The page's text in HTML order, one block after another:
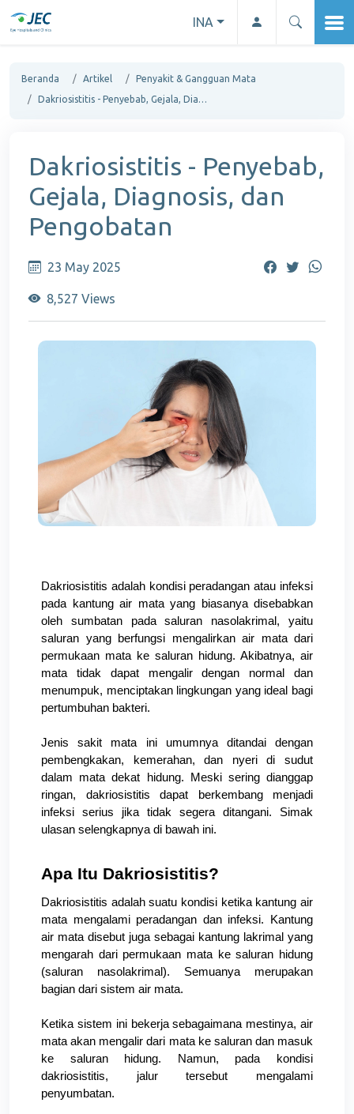
INA
Beranda Artikel
Penyakit & Gangguan Mata
Dakriosistitis - Penyebab, Gejala, Diagnosis, dan Pengobatan
Dakriosistitis - Penyebab,
Gejala, Diagnosis, dan
Pengobatan
23 May 2025
8,527 Views
Dakriosistitis adalah kondisi peradangan atau infeksi
pada kantung air mata yang biasanya disebabkan
oleh sumbatan pada saluran nasolakrimal, yaitu
saluran yang berfungsi mengalirkan air mata dari
permukaan mata ke saluran hidung. Akibatnya, air
mata tidak dapat mengalir dengan normal dan
menumpuk, menciptakan lingkungan yang ideal bagi
pertumbuhan bakteri.
Jenis sakit mata ini umumnya ditandai dengan
pembengkakan, kemerahan, dan nyeri di sudut
dalam mata dekat hidung. Meski sering dianggap
ringan, dakriosistitis dapat berkembang menjadi
infeksi serius jika tidak segera ditangani. Simak
ulasan selengkapnya di bawah ini.
Apa Itu Dakriosistitis?
Dakriosistitis adalah suatu kondisi ketika kantung air
mata mengalami peradangan dan infeksi. Kantung
air mata disebut juga sebagai kantung lakrimal yang
mengarah dari permukaan mata ke saluran hidung
(saluran nasolakrimal). Semuanya merupakan
bagian dari sistem air mata.
Ketika sistem ini bekerja sebagaimana mestinya, air
mata akan mengalir dari mata ke saluran dan masuk
ke saluran hidung. Namun, pada kondisi
dakriosistitis, jalur tersebut mengalami
penyumbatan.